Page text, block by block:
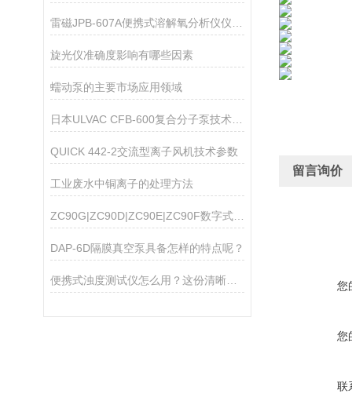
旋光仪准确度影响有哪些因素
蠕动泵的主要市场应用领域
日本ULVAC CFB-600复合分子泵技术参数
QUICK 442-2交流型离子风机技术参数
工业废水中铜离子的处理方法
ZC90G|ZC90D|ZC90E|ZC90F数字式高阻计
DAP-6D隔膜真空泵具备怎样的特点呢？
留言询价
您
您
联